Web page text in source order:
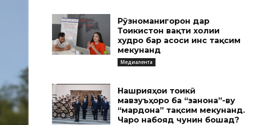
Рӯзноманигорон дар
Тоҷикистон вақти холии
худро бар асоси ҷинс тақсим
мекунанд
Медиалента
Нашрияҳои тоҷикӣ
мавзуъҳоро ба “занона”-ву
“мардона” тақсим мекунанд.
Чаро набояд чунин бошад?